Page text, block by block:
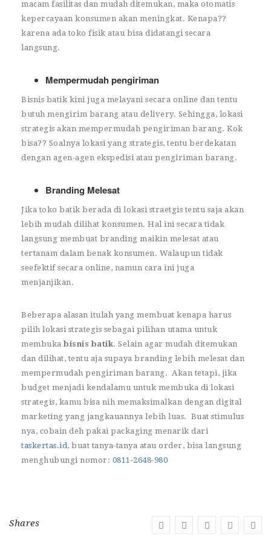
macam fasilitas dan mudah ditemukan, maka otomatis
kepercayaan konsumen akan meningkat. Kenapa??
karena ada toko fisik atau bisa didatangi secara
langsung.
Mempermudah pengiriman
Bisnis batik kini juga melayani secara online dan tentu
butuh mengirim barang atau delivery. Sehingga, lokasi
strategis akan mempermudah pengiriman barang. Kok
bisa?? Soalnya lokasi yang strategis, tentu berdekatan
dengan agen-agen ekspedisi atau pengiriman barang.
Branding Melesat
Jika toko batik berada di lokasi straetgis tentu saja akan
lebih mudah dilihat konsumen. Hal ini secara tidak
langsung membuat branding maikin melesat atau
tertanam dalam benak konsumen. Walaupun tidak
seefektif secara online, namun cara ini juga
menjanjikan.
Beberapa alasan itulah yang membuat kenapa harus
pilih lokasi strategis sebagai pilihan utama untuk
membuka bisnis batik. Selain agar mudah ditemukan
dan dilihat, tentu aja supaya branding lebih melesat dan
mempermudah pengiriman barang. Akan tetapi, jika
budget menjadi kendalamu untuk membuka di lokasi
strategis, kamu bisa nih memaksimalkan dengan digital
marketing yang jangkauannya lebih luas. Buat stimulus
nya, cobain deh pakai packaging menarik dari
taskertas.id, buat tanya-tanya atau order, bisa langsung
menghubungi nomor: 0811-2648-980
Shares